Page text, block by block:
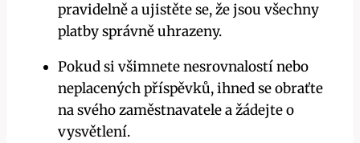
pravidelně a ujistěte se, že jsou všechny
platby správně uhrazeny.
Pokud si všimnete nesrovnalostí nebo
neplacených příspěvků, ihned se obraťte
na svého zaměstnavatele a žádejte o
vysvětlení.